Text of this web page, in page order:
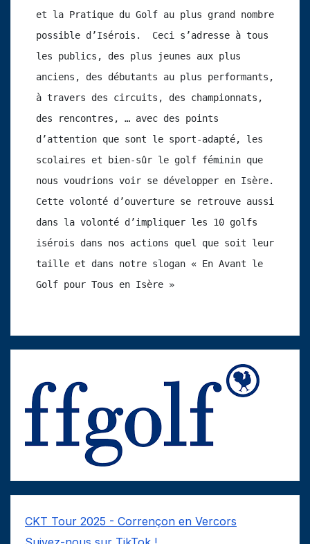
et la Pratique du Golf au plus grand nombre
possible d’Isérois.  Ceci s’adresse à tous
les publics, des plus jeunes aux plus
anciens, des débutants au plus performants,
à travers des circuits, des championnats,
des rencontres, … avec des points
d’attention que sont le sport-adapté, les
scolaires et bien-sûr le golf féminin que
nous voudrions voir se développer en Isère.
Cette volonté d’ouverture se retrouve aussi
dans la volonté d’impliquer les 10 golfs
isérois dans nos actions quel que soit leur
taille et dans notre slogan « En Avant le
Golf pour Tous en Isère »
CKT Tour 2025 - Corrençon en Vercors